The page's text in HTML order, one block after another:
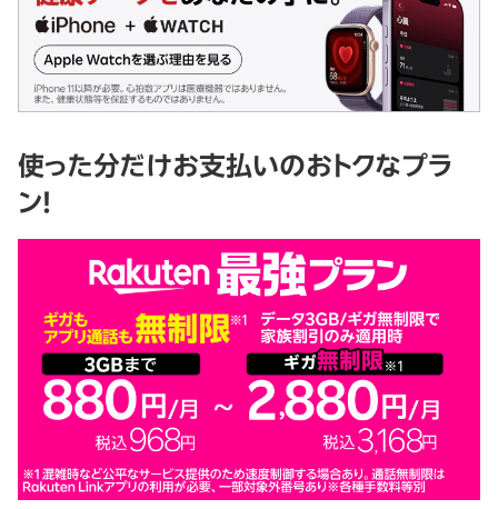
使った分だけお支払いのおトクなプラ
ン！